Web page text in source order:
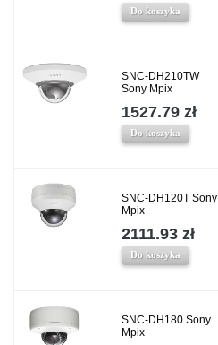
Do koszyka
SNC-DH210TW
Sony Mpix
1527.79 zł
Do koszyka
SNC-DH120T Sony
Mpix
2111.93 zł
Do koszyka
SNC-DH180 Sony
Mpix